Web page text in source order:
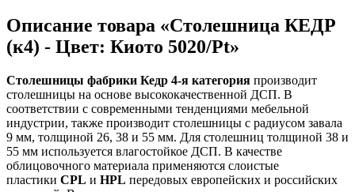
Описание товара «Столешница КЕДР
(к4) - Цвет: Киото 5020/Pt»
Столешницы фабрики Кедр 4-я категория производит
столешницы на основе высококачественной ДСП. В
соответствии с современными тенденциями мебельной
индустрии, также производит столешницы с радиусом завала
9 мм, толщиной 26, 38 и 55 мм. Для столешниц толщиной 38 и
55 мм используется влагостойкое ДСП. В качестве
облицовочного материала применяются слоистые
пластики CPL и HPL передовых европейских и российских